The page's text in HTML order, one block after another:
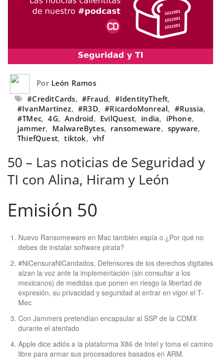
Por León Ramos
#CreditCards, #Fraud, #IdentityTheft,
#IvanMartinez, #R3D, #RicardoMonreal, #Russia,
#TMec, 4G, Android, EvilQuest, india, iPhone,
jammer, MalwareBytes, ransomeware, spyware,
ThiefQuest, tiktok, vhf
50 – Las noticias de Seguridad y
TI con Alina, Hiram y León
Emisión 50
Nuevo Ransomeware en Mac también espía o ¿Por qué no
debes de instalar software pirata?
#NiCensuraNiCandados, Defensores de los derechos digitales
alzan la voz ante la implementación (sin consultar a los
mexicanos) de medidas que ponen en riesgo la libertad de
expresión, su privacidad y seguridad al entrar en vigor el T-
Mec
Con Jammers pretendían encapsular al SSP de la CDMX
durante el atentado
Apple dice adiós a la plataforma X86 de Intel y toma el camino
libre para armar sus procesadores basados en ARM.